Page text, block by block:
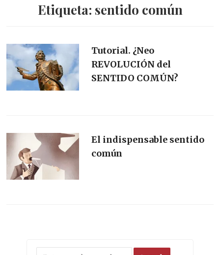
Etiqueta: sentido común
Tutorial. ¿Neo
REVOLUCIÓN del
SENTIDO COMÚN?
El indispensable sentido
común